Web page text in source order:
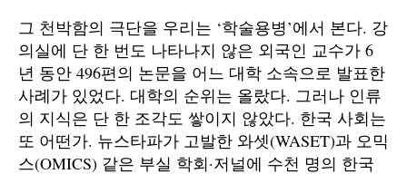
그 천박함의 극단을 우리는 ‘학술용병’에서 본다. 강
의실에 단 한 번도 나타나지 않은 외국인 교수가 6
년 동안 496편의 논문을 어느 대학 소속으로 발표한
사례가 있었다. 대학의 순위는 올랐다. 그러나 인류
의 지식은 단 한 조각도 쌓이지 않았다. 한국 사회는
또 어떤가. 뉴스타파가 고발한 와셋(WASET)과 오믹
스(OMICS) 같은 부실 학회·저널에 수천 명의 한국